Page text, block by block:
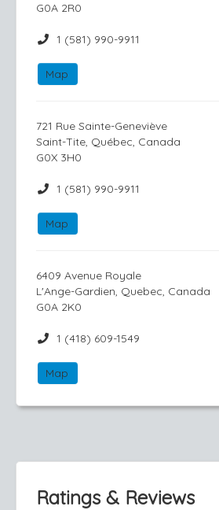
G0A 2R0
1 (581) 990-9911
Map
721 Rue Sainte-Geneviève
Saint-Tite, Québec, Canada
G0X 3H0
1 (581) 990-9911
Map
6409 Avenue Royale
L'Ange-Gardien, Quebec, Canada
G0A 2K0
1 (418) 609-1549
Map
Ratings & Reviews